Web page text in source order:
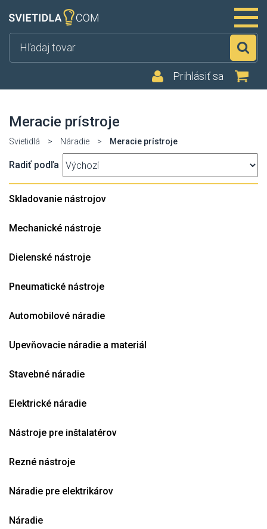
Prihlásiť sa
Meracie prístroje
Svietidlá > Náradie > Meracie prístroje
Radiť podľa
Skladovanie nástrojov
Mechanické nástroje
Dielenské nástroje
Pneumatické nástroje
Automobilové náradie
Upevňovacie náradie a materiál
Stavebné náradie
Elektrické náradie
Nástroje pre inštalatérov
Rezné nástroje
Náradie pre elektrikárov
Náradie